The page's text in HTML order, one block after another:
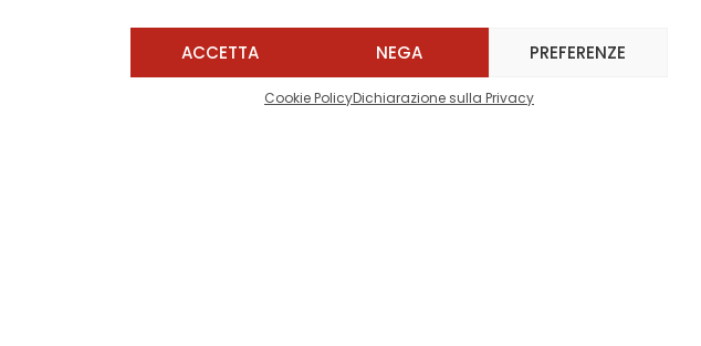
ACCETTA NEGA PREFERENZE
Cookie PolicyDichiarazione sulla Privacy